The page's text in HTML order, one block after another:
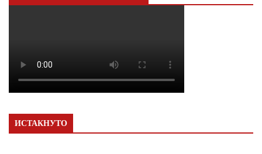
ИСТАКНУТО